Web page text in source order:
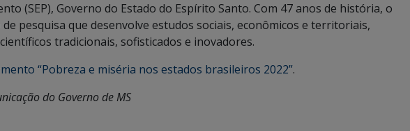
(SEP), Governo do Estado do Espírito Santo. Com 47 anos de história, o
de pesquisa que desenvolve estudos sociais, econômicos e territoriais,
tradicionais, sofisticados e inovadores.
“Pobreza e miséria nos estados brasileiros 2022”.
do Governo de MS